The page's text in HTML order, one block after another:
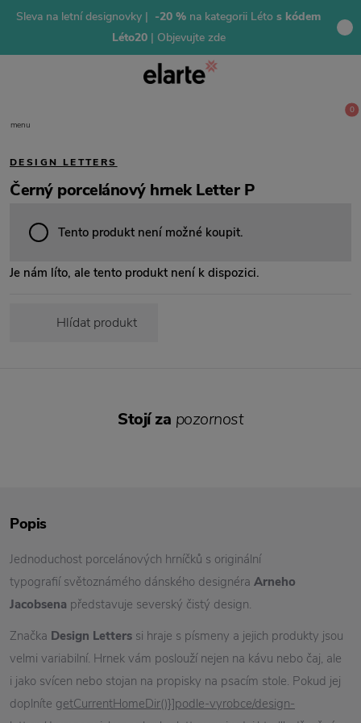
Sleva na letní designovky | -20 % na kategorii Léto s kódem
Léto20 | Objevujte zde
menu
0
DESIGN LETTERS
Černý porcelánový hrnek Letter P
Tento produkt není možné koupit.
Je nám líto, ale tento produkt není k dispozici.
Hlídat produkt
Popis
Jednoduchost porcelánových hrníčků s originální
typografií světoznámého dánského designéra Arneho
Jacobsena představuje severský čistý design.
Značka Design Letters si hraje s písmeny a jejich produkty jsou
velmi variabilní. Hrnek vám poslouží nejen na kávu nebo čaj, ale
i jako svícen nebo stojan na propisky na psacím stole. Pokud jej
doplníte getCurrentHomeDir()}]podle-vyrobce/design-
Stojí za pozornost